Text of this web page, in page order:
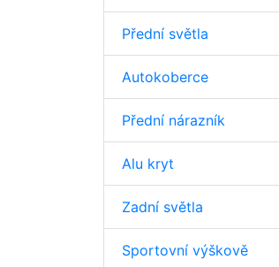
Přední světla
Autokoberce
Přední nárazník
Alu kryt
Zadní světla
Sportovní výškově